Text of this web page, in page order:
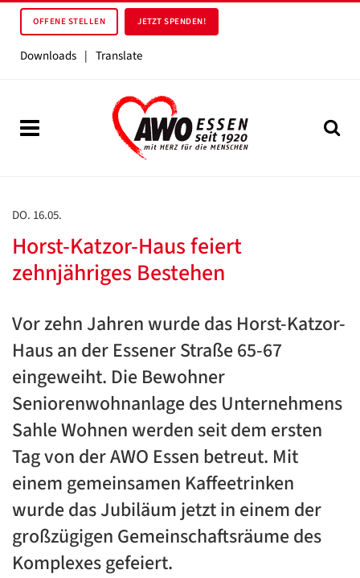
OFFENE STELLEN JETZT SPENDEN!
Downloads | Translate
DO. 16.05.
Horst-Katzor-Haus feiert
zehnjähriges Bestehen
Vor zehn Jahren wurde das Horst-Katzor-
Haus an der Essener Straße 65-67
eingeweiht. Die Bewohner
Seniorenwohnanlage des Unternehmens
Sahle Wohnen werden seit dem ersten
Tag von der AWO Essen betreut. Mit
einem gemeinsamen Kaffeetrinken
wurde das Jubiläum jetzt in einem der
großzügigen Gemeinschaftsräume des
Komplexes gefeiert.